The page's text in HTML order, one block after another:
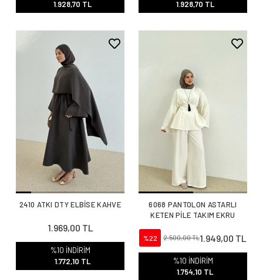
1.928,70 TL 1.928,70 TL
2410 ATKI DTY ELBİSE KAHVE
1.969,00 TL
%10 İNDİRİM
1.772,10 TL
6068 PANTOLON ASTARLI
KETEN PİLE TAKIM EKRU
%22 2.500,00 TL1.949,00 TL
%10 İNDİRİM
1.754,10 TL